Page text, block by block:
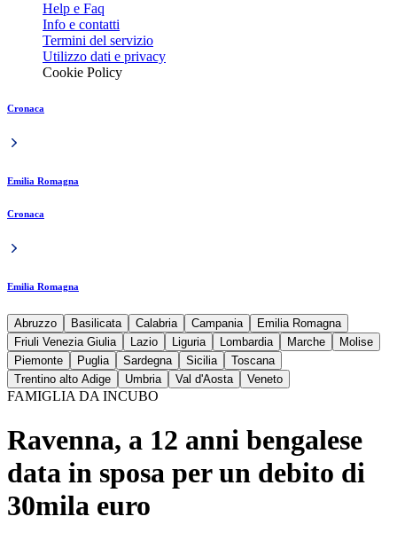
Help e Faq
Info e contatti
Termini del servizio
Utilizzo dati e privacy
Cookie Policy
Cronaca
Emilia Romagna
Cronaca
Emilia Romagna
Abruzzo Basilicata Calabria Campania
Emilia Romagna
Friuli Venezia Giulia
Lazio Liguria Lombardia Marche
Molise
Piemonte
Puglia Sardegna Sicilia
Toscana
Trentino alto Adige
Umbria Val d'Aosta Veneto
FAMIGLIA DA INCUBO
Ravenna, a 12 anni bengalese
data in sposa per un debito di
30mila euro